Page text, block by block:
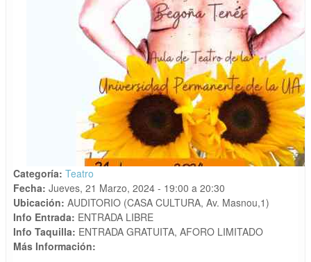
Categoría: Teatro
Fecha: Jueves, 21 Marzo, 2024 - 19:00 a 20:30
Ubicación: AUDITORIO (CASA CULTURA, Av. Masnou,1)
Info Entrada: ENTRADA LIBRE
Info Taquilla: ENTRADA GRATUITA, AFORO LIMITADO
Más Información: